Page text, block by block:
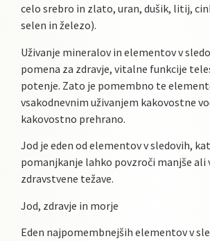
celo srebro in zlato, uran, dušik, litij,
selen in železo).
Uživanje mineralov in elementov v
pomena za zdravje, vitalne funkcije
potenje. Zato je pomembno te
vsakodnevnim uživanjem kakovostne
kakovostno prehrano.
Jod je eden od elementov v sledovih,
pomanjkanje lahko povzroči manjše ali
zdravstvene težave.
Jod, zdravje in morje
Eden najpomembnejših elementov v